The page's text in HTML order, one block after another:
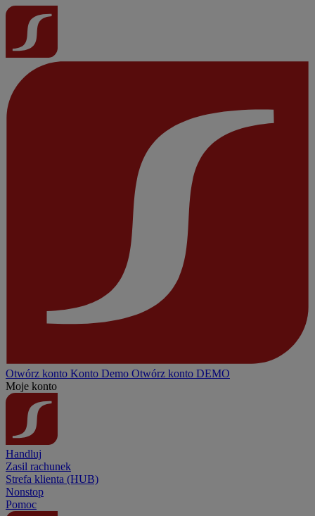
Otwórz konto Konto Demo Otwórz konto DEMO
Moje konto
Handluj
Zasil rachunek
Strefa klienta (HUB)
Nonstop
Pomoc